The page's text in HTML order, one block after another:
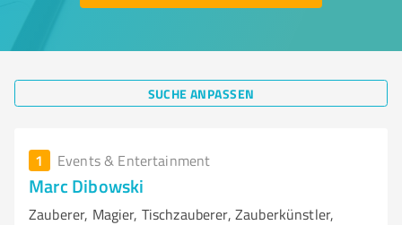
SUCHE ANPASSEN
1 Events & Entertainment
Marc Dibowski
Zauberer, Magier, Tischzauberer, Zauberkünstler,